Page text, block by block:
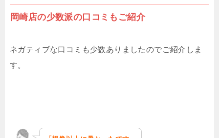
岡崎店の少数派の口コミもご紹介
ネガティブな口コミも少数ありましたのでご紹介しま
す。